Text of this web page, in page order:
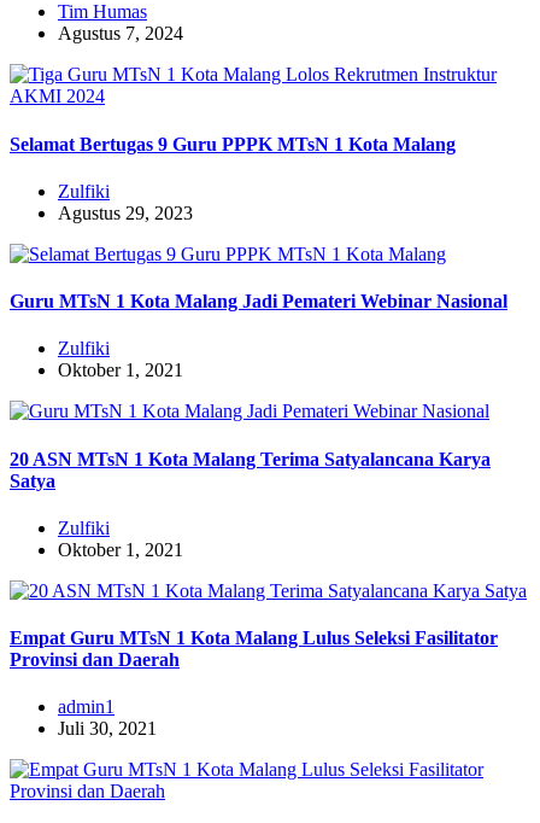
Tim Humas
Agustus 7, 2024
Selamat Bertugas 9 Guru PPPK MTsN 1 Kota Malang
Zulfiki
Agustus 29, 2023
Guru MTsN 1 Kota Malang Jadi Pemateri Webinar Nasional
Zulfiki
Oktober 1, 2021
20 ASN MTsN 1 Kota Malang Terima Satyalancana Karya
Satya
Zulfiki
Oktober 1, 2021
Empat Guru MTsN 1 Kota Malang Lulus Seleksi Fasilitator
Provinsi dan Daerah
admin1
Juli 30, 2021